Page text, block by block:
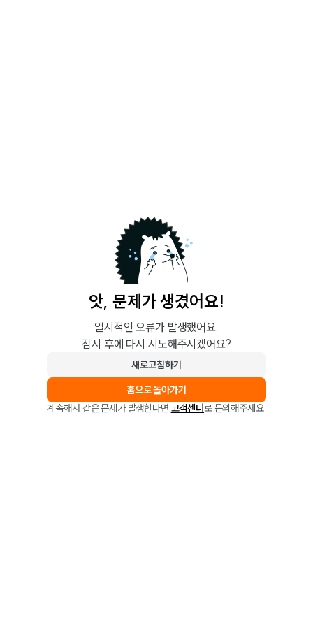
앗, 문제가 생겼어요!
일시적인 오류가 발생했어요.
잠시 후에 다시 시도해주시겠어요?
새로고침하기
홈으로 돌아가기
계속해서 같은 문제가 발생한다면 고객센터로 문의해주세요.